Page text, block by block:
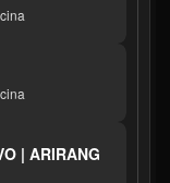
| ARIRANG